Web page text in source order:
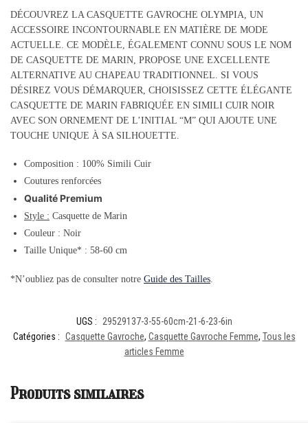
DÉCOUVREZ LA CASQUETTE GAVROCHE OLYMPIA, UN
ACCESSOIRE INCONTOURNABLE EN MATIÈRE DE MODE
ACTUELLE. CE MODÈLE, ÉGALEMENT CONNU SOUS LE NOM
DE CASQUETTE DE MARIN, PROPOSE UNE EXCELLENTE
ALTERNATIVE AU CHAPEAU TRADITIONNEL. SI VOUS
DÉSIREZ VOUS DÉMARQUER, CHOISISSEZ CETTE ÉLÉGANTE
CASQUETTE DE MARIN FABRIQUÉE EN SIMILI CUIR NOIR
AVEC SON ORNEMENT DE L’INITIAL “M” QUI AJOUTE UNE
TOUCHE UNIQUE À SA SILHOUETTE.
Composition : 100% Simili Cuir
Coutures renforcées
Qualité Premium
Style : Casquette de Marin
Couleur : Noir
Taille Unique* : 58-60 cm
*N’oubliez pas de consulter notre Guide des Tailles
UGS : 29529137-3-55-60cm-21-6-23-6in
Catégories : Casquette Gavroche, Casquette Gavroche Femme, Tous les
articles Femme
Produits similaires